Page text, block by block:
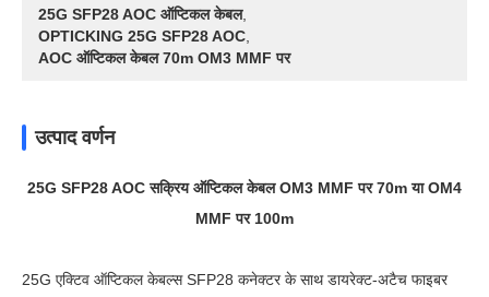
25G SFP28 AOC ऑप्टिकल केबल,
OPTICKING 25G SFP28 AOC
AOC ऑप्टिकल केबल 70m OM3 MMF पर
उत्पाद वर्णन
25G SFP28 AOC सक्रिय ऑप्टिकल केबल OM3 MMF पर 70m या OM4
MMF पर 100m
25G एक्टिव ऑप्टिकल केबल्स SFP28 कनेक्टर के साथ डायरेक्ट-अटैच फाइबर